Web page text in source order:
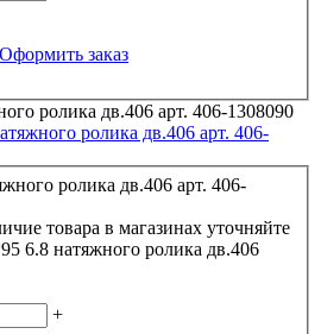
Оформить заказ
ролика дв.406 арт. 406-
товара в магазинах уточняйте
6.8 натяжного ролика дв.406
+